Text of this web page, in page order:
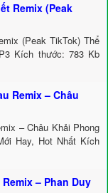
Remix (Peak
(Peak TikTok) Thể
Kích thước: 783 Kb
Remix – Châu
– Châu Khải Phong
Hay, Hot Nhất Kích
– Phan Duy